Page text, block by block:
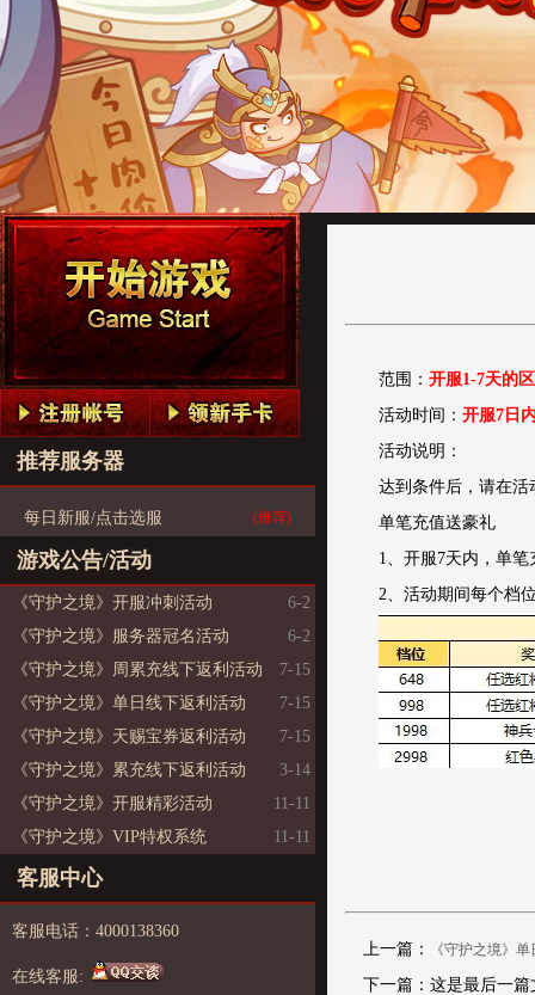
推荐服务器
每日新服/点击选服 (推荐)
游戏公告/活动
《守护之境》开服冲刺活动
6-2
《守护之境》服务器冠名活动
6-2
《守护之境》周累充线下返利活动
7-15
《守护之境》单日线下返利活动
7-15
《守护之境》天赐宝券返利活动
7-15
《守护之境》累充线下返利活动
3-14
《守护之境》开服精彩活动
11-11
《守护之境》VIP特权系统
11-11
客服中心
客服电话：4000138360
在线客服:
范围： 开服1-7天的
活动时间： 开服7日
活动说明：
达到条件后，请在活
单笔充值送豪礼
1、开服7天内，单
2、活动期间每个档
上一篇： 《守护之境》
下一篇：这是最后一篇